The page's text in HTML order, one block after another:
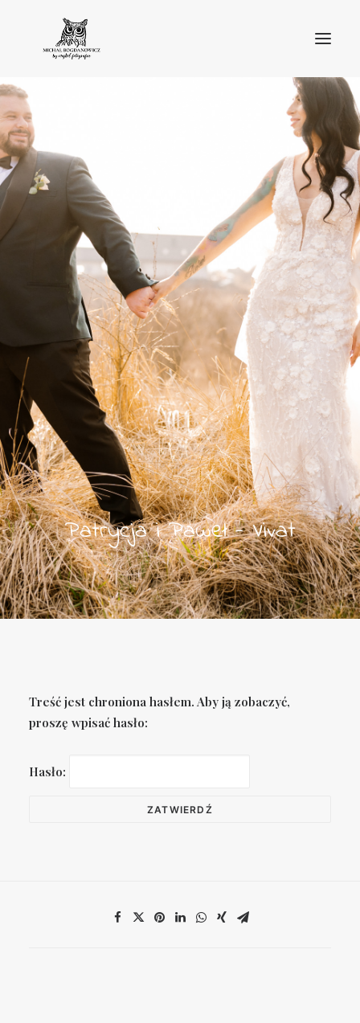
O MNIE
BLOG
PORTFOLIO
STREFA KLIENTA
OFERTA
KONTAKT
Patrycja i Paweł - Vivat
Treść jest chroniona hasłem. Aby ją zobaczyć,
proszę wpisać hasło:
Hasło: